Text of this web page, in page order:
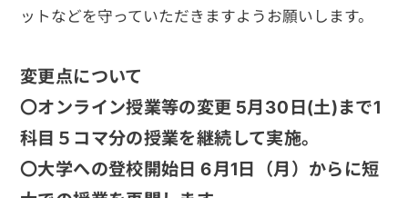
ットなどを守っていただきますようお願いします。
変更点について
〇オンライン授業等の変更 5月30日(土)まで1
科目５コマ分の授業を継続して実施。
〇大学への登校開始日 6月1日（月）からに短